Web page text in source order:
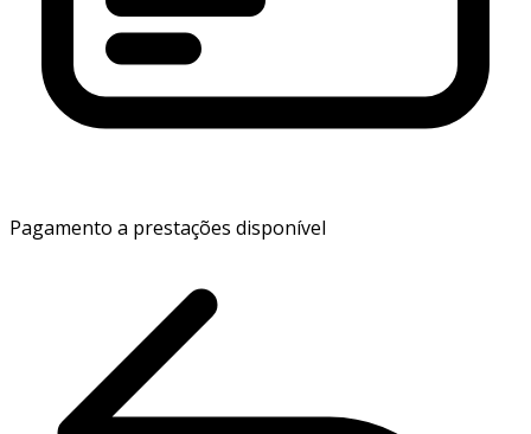
Pagamento a prestações disponível